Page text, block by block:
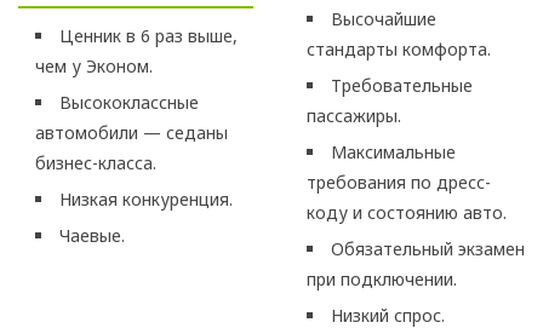
Ценник в 6 раз выше,
чем у Эконом.
Высококлассные
автомобили — седаны
бизнес-класса.
Низкая конкуренция.
Чаевые.
Высочайшие
стандарты комфорта.
Требовательные
пассажиры.
Максимальные
требования по дресс-
коду и состоянию авто.
Обязательный экзамен
при подключении.
Низкий спрос.